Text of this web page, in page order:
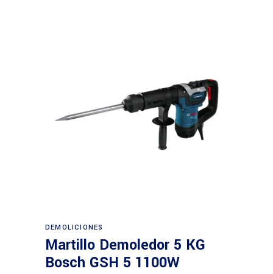
DEMOLICIONES
Martillo Demoledor 5 KG
Bosch GSH 5 1100W